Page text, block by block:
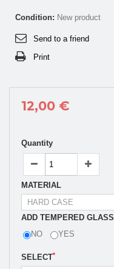
Condition: New product
Send to a friend
Print
12,00 €
Quantity
MATERIAL
ADD TEMPERED GLASS
NO
YES
SELECT*